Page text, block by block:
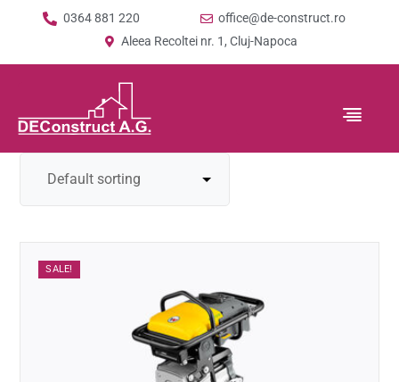
0364 881 220
office@de-construct.ro
Aleea Recoltei nr. 1, Cluj-Napoca
SALE!